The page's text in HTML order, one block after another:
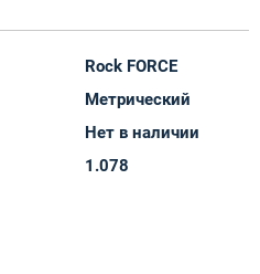
Rock FORCE
Метрический
Нет в наличии
1.078